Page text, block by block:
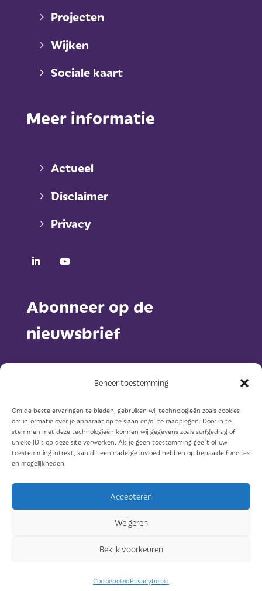
Beheer toestemming
Om de beste ervaringen te bieden, gebruiken wij technologieën zoals cookies
om informatie over je apparaat op te slaan en/of te raadplegen. Door in te
stemmen met deze technologieën kunnen wij gegevens zoals surfgedrag of
unieke ID's op deze site verwerken. Als je geen toestemming geeft of uw
toestemming intrekt, kan dit een nadelige invloed hebben op bepaalde functies
en mogelijkheden.
Accepteren
Weigeren
Bekijk voorkeuren
CookiebeleidPrivacybeleid
Projecten
Wijken
Sociale kaart
Meer informatie
Actueel
Disclaimer
Privacy
Abonneer op de
nieuwsbrief
Abonneer
© Sterkzorg 2023
Ontwerp: Concreet geeft vorm
Bouw: Edderkop